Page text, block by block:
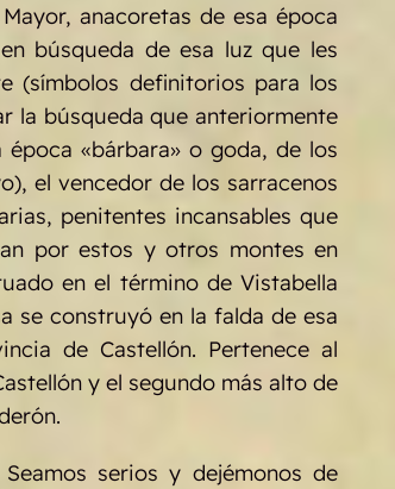
anacoretas de esa época
búsqueda de esa luz que les
(símbolos definitorios para los
la búsqueda que anteriormente
«bárbara» o goda, de los
el vencedor de los sarracenos
penitentes incansables que
por estos y otros montes en
en el término de Vistabella
se construyó en la falda de esa
de Castellón. Pertenece al
y el segundo más alto de
serios y dejémonos de